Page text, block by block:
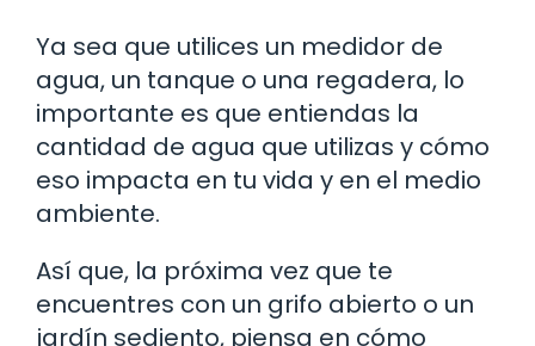
Ya sea que utilices un medidor de
agua, un tanque o una regadera, lo
importante es que entiendas la
cantidad de agua que utilizas y cómo
eso impacta en tu vida y en el medio
ambiente.
Así que, la próxima vez que te
encuentres con un grifo abierto o un
jardín sediento, piensa en cómo